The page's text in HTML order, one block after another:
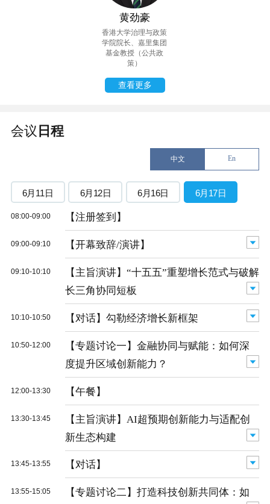
黄劲豪
香港大学治理与政策
学院院长、嘉里集团
基金教授（公共政
策）
查看更多
会议 日程
中文 En
6月11日 6月12日 6月16日 6月17日
08:00-09:00 【注册签到】
09:00-09:10 【开幕致辞/演讲】
09:10-10:10
【主旨演讲】“十五五”重塑增长范式与破解
长三角协同短板
10:10-10:50 【对话】勾勒经济增长新框架
10:50-12:00
【专题讨论一】金融协同与赋能：如何深
度提升区域创新能力？
12:00-13:30 【午餐】
13:30-13:45
【主旨演讲】AI超预期创新能力与适配创
新生态构建
13:45-13:55 【对话】
13:55-15:05
【专题讨论二】打造科技创新共同体：如